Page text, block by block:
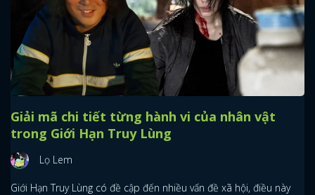
Giải mã chi tiết từng hành vi của nhân vật
trong Giới Hạn Truy Lùng
Lọ Lem
Giới Hạn Truy Lùng có đề cập đến nhiều vấn đề xã hội, điều này